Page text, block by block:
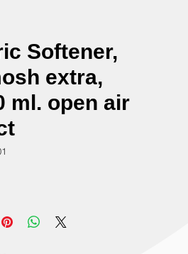
Softener,
extra,
ml. open air